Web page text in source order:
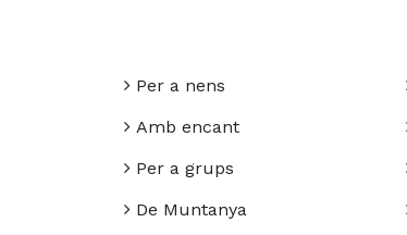
Per a nens
Amb encant
Per a grups
De Muntanya